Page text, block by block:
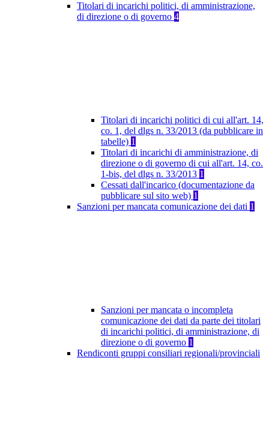
Titolari di incarichi politici, di amministrazione,
di direzione o di governo 4
Titolari di incarichi politici di cui all'art. 14,
co. 1, del dlgs n. 33/2013 (da pubblicare in
tabelle) 1
Titolari di incarichi di amministrazione, di
direzione o di governo di cui all'art. 14, co.
1-bis, del dlgs n. 33/2013 1
Cessati dall'incarico (documentazione da
pubblicare sul sito web) 1
Sanzioni per mancata comunicazione dei dati 1
Sanzioni per mancata o incompleta
comunicazione dei dati da parte dei titolari
di incarichi politici, di amministrazione, di
direzione o di governo 1
Rendiconti gruppi consiliari regionali/provinciali